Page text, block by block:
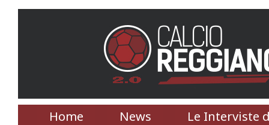
Home News Le Interviste